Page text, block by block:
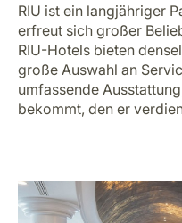
RIU ist ein langjähriger
erfreut sich großer
RIU-Hotels bieten
große Auswahl an
umfassende
bekommt, den er